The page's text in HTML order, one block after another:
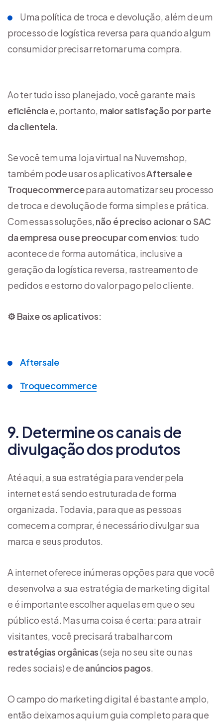
Uma política de troca e devolução, além de um
processo de logística reversa para quando algum
consumidor precisar retornar uma compra.
Ao ter tudo isso planejado, você garante mais
eficiência e, portanto, maior satisfação por parte
da clientela.
Se você tem uma loja virtual na Nuvemshop,
também pode usar os aplicativosAftersale e
Troquecommercepara automatizar seu processo
de troca e devolução de forma simples e prática.
Com essas soluções, não é preciso acionar o SAC
da empresa ou se preocupar com envios: tudo
acontece de forma automática, inclusive a
geração da logística reversa, rastreamento de
pedidos e estorno do valor pago pelo cliente.
⚙️ Baixe os aplicativos:
Aftersale
Troquecommerce
9. Determine os canais de
divulgação dos produtos
Até aqui, a sua estratégia para vender pela
internet está sendo estruturada de forma
organizada. Todavia, para que as pessoas
comecem a comprar, é necessário divulgar sua
marca e seus produtos.
A internet oferece inúmeras opções para que você
desenvolva a sua estratégia de marketing digital
e é importante escolher aquelas em que o seu
público está. Mas uma coisa é certa: para atrair
visitantes, você precisará trabalhar com
estratégias orgânicas(seja no seu site ou nas
redes sociais) e deanúncios pagos.
O campo do marketing digital é bastante amplo,
então deixamos aqui um guia completo para que